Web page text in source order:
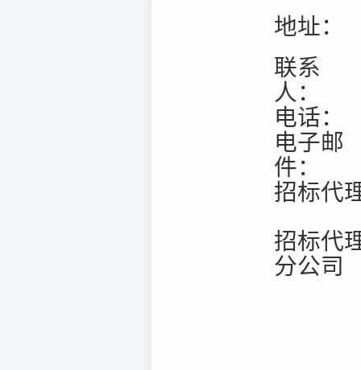
地址：
联系
人：
电话：
电子邮
件：
招标代
招标代
分公司